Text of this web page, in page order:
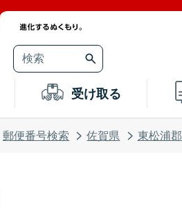
受け取る
郵便番号検索 佐賀県 東松浦